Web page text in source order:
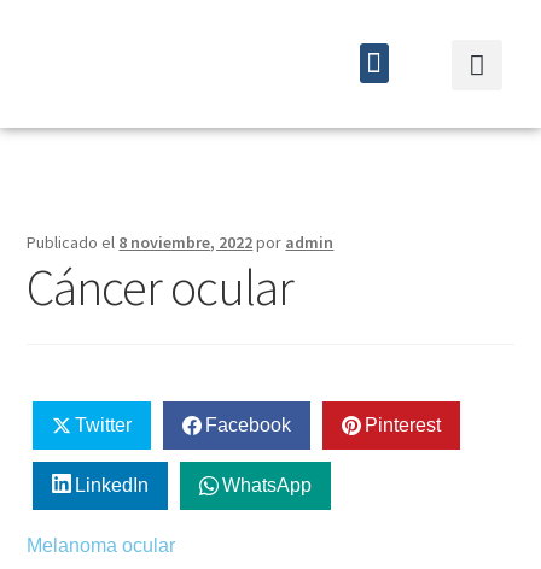
Publicado el 8 noviembre, 2022por admin
Cáncer ocular
Twitter Facebook Pinterest
LinkedIn WhatsApp
Melanoma ocular